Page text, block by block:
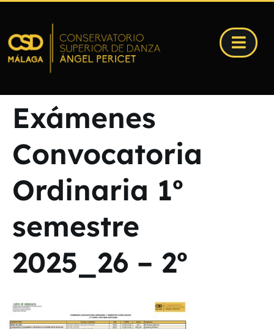
Exámenes
Convocatoria
Ordinaria 1º
semestre
2025_26 – 2º